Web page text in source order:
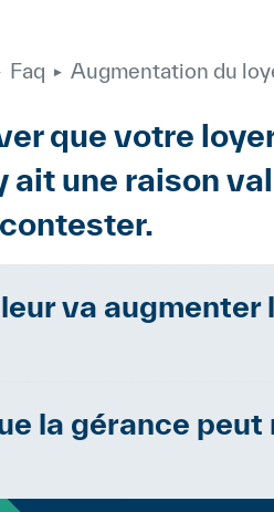
Faq Augmentation du
que votre
ait une raison
va augmenter
s’y opposer en
la gérance
bénéficient d’une